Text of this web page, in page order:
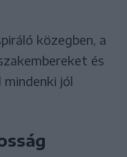
közegben, a
és
jól